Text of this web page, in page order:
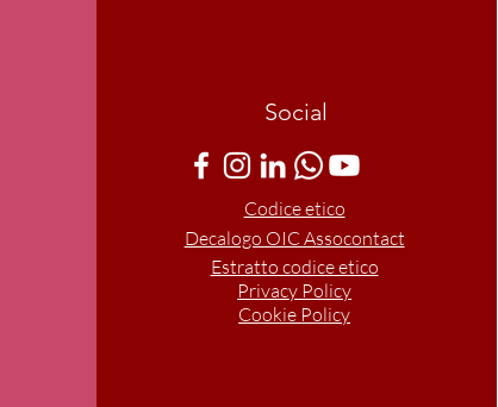
Social
Codice etico
Decalogo OIC Assocontact
Estratto codice etico
Privacy Policy
Cookie Policy